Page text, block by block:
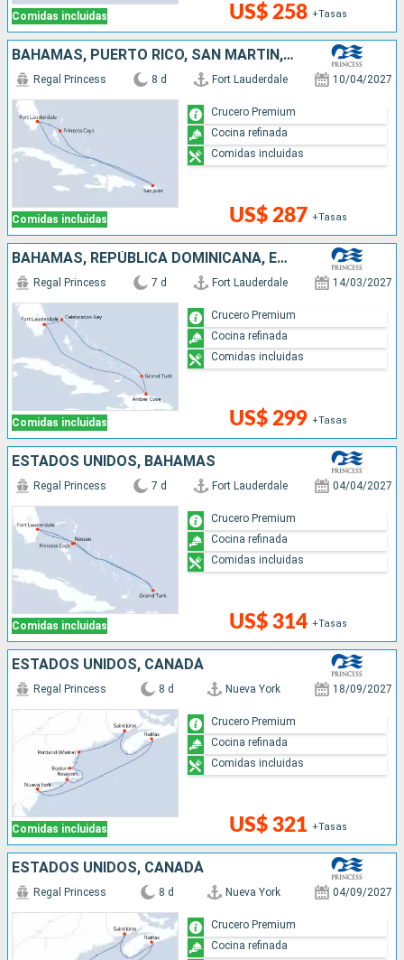
Comidas incluidas US$ 258 +Tasas
BAHAMAS, PUERTO RICO, SAN MARTÍN, ESTADOS UNIDOS
Comidas incluidas
Regal Princess 8 d Fort Lauderdale 10/04/2027
US$ 287 +Tasas
Crucero Premium
Cocina refinada
Comidas incluidas
BAHAMAS, REPÚBLICA DOMINICANA, ESTADOS UNIDOS
Comidas incluidas
Regal Princess 7 d Fort Lauderdale 14/03/2027
US$ 299 +Tasas
Crucero Premium
Cocina refinada
Comidas incluidas
ESTADOS UNIDOS, BAHAMAS
Comidas incluidas
Regal Princess 7 d Fort Lauderdale 04/04/2027
US$ 314 +Tasas
Crucero Premium
Cocina refinada
Comidas incluidas
ESTADOS UNIDOS, CANADÁ
Comidas incluidas
Regal Princess 8 d Nueva York 18/09/2027
US$ 321 +Tasas
Crucero Premium
Cocina refinada
Comidas incluidas
ESTADOS UNIDOS, CANADÁ
Regal Princess 8 d Nueva York 04/09/2027
Crucero Premium
Cocina refinada